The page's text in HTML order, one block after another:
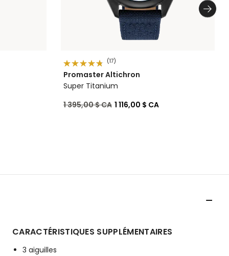
(17)
Promaster Altichron
Super Titanium
Prix réduit de
1 395,00 $ CAà1 116,00 $ CA
CARACTÉRISTIQUES SUPPLÉMENTAIRES
3 aiguilles